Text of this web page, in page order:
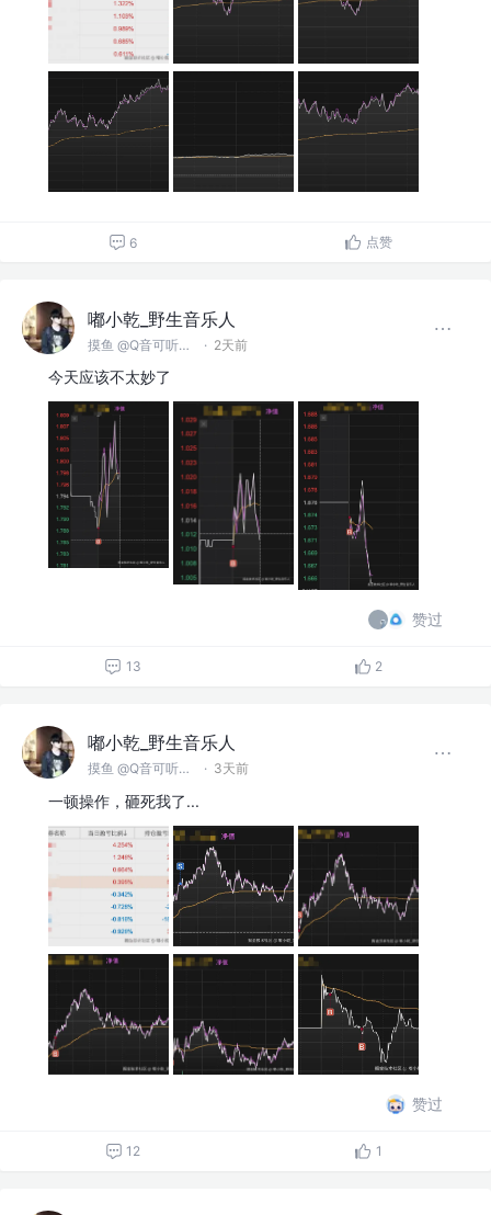
6 点赞
嘟小乾_野生音乐人
摸鱼 @Q音可听俺的歌 · 2天前
今天应该不太妙了
赞过
13 2
嘟小乾_野生音乐人
摸鱼 @Q音可听俺的歌 · 3天前
一顿操作，砸死我了...
赞过
12 1